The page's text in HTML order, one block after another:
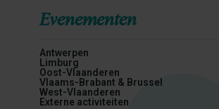
Evenementen
Antwerpen
Limburg
Oost-Vlaanderen
Vlaams-Brabant & Brussel
West-Vlaanderen
Externe activiteiten